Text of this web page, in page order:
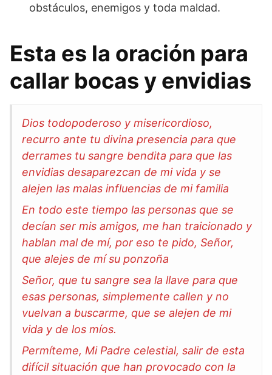
obstáculos, enemigos y toda maldad.
Esta es la oración para
callar bocas y envidias
Dios todopoderoso y misericordioso,
recurro ante tu divina presencia para que
derrames tu sangre bendita para que las
envidias desaparezcan de mi vida y se
alejen las malas influencias de mi familia
En todo este tiempo las personas que se
decían ser mis amigos, me han traicionado y
hablan mal de mí, por eso te pido, Señor,
que alejes de mí su ponzoña
Señor, que tu sangre sea la llave para que
esas personas, simplemente callen y no
vuelvan a buscarme, que se alejen de mi
vida y de los míos.
Permíteme, Mi Padre celestial, salir de esta
difícil situación que han provocado con la